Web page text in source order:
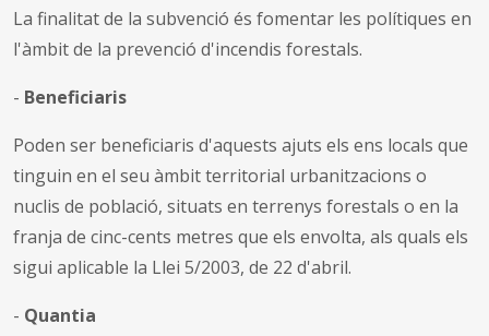
La finalitat de la subvenció és fomentar les polítiques en
l'àmbit de la prevenció d'incendis forestals.
- Beneficiaris
Poden ser beneficiaris d'aquests ajuts els ens locals que
tinguin en el seu àmbit territorial urbanitzacions o
nuclis de població, situats en terrenys forestals o en la
franja de cinc-cents metres que els envolta, als quals els
sigui aplicable la Llei 5/2003, de 22 d'abril.
- Quantia